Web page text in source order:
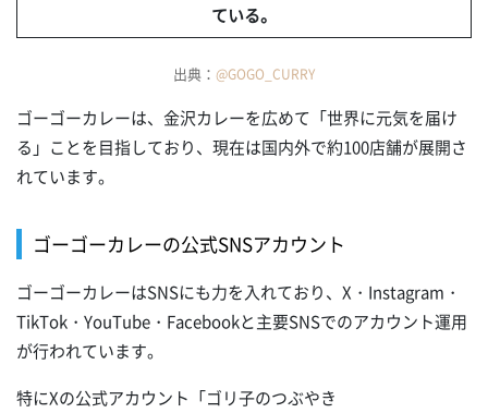
ている。
出典： @GOGO_CURRY
ゴーゴーカレーは、金沢カレーを広めて「世界に元気を届け
る」ことを目指しており、現在は国内外で約100店舗が展開さ
れています。
ゴーゴーカレーの公式SNSアカウント
ゴーゴーカレーはSNSにも力を入れており、X・Instagram・
TikTok・YouTube・Facebookと主要SNSでのアカウント運用
が行われています。
特にXの公式アカウント「ゴリ子のつぶやき